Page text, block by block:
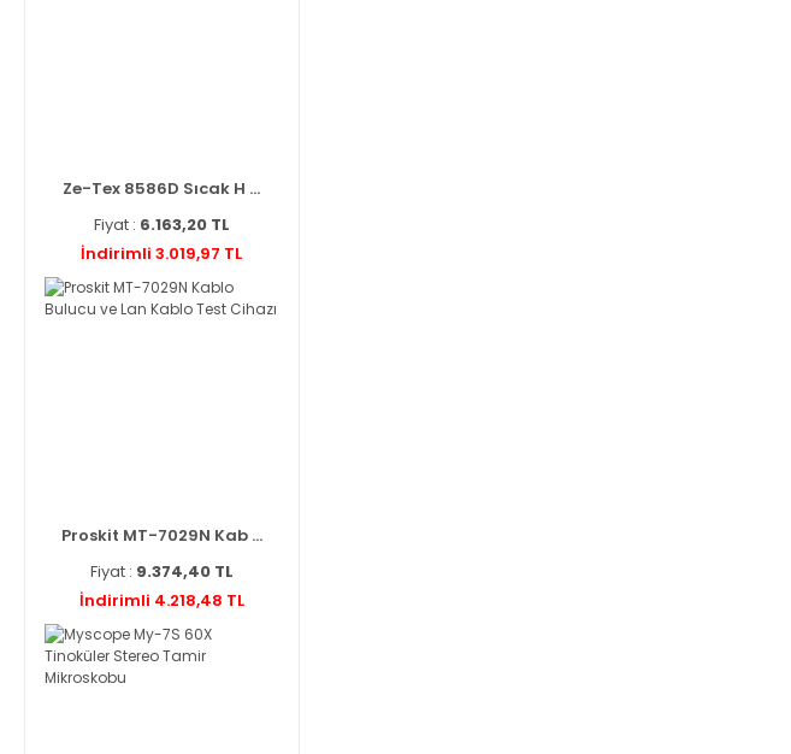
Ze-Tex 8586D Sıcak H ...
Fiyat : 6.163,20 TL
İndirimli 3.019,97 TL
Proskit MT-7029N Kab ...
Fiyat : 9.374,40 TL
İndirimli 4.218,48 TL